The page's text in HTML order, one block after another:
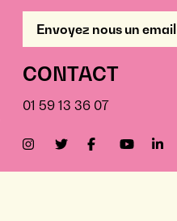
Envoyez nous un email
CONTACT
01 59 13 36 07